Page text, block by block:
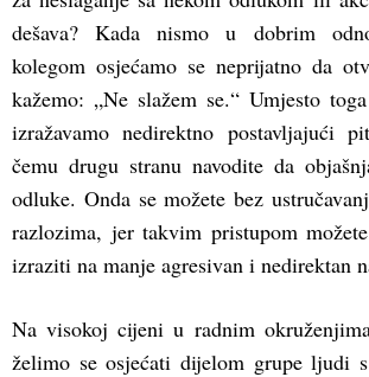
dešava? Kada nismo u dobrim
kolegom osjećamo se neprijatno da
kažemo: „Ne slažem se.“ Umjesto
izražavamo nedirektno postavljajući
čemu drugu stranu navodite da
odluke. Onda se možete bez
razlozima, jer takvim pristupom
izraziti na manje agresivan i nedirektan
Na visokoj cijeni u radnim
želimo se osjećati dijelom grupe ljudi